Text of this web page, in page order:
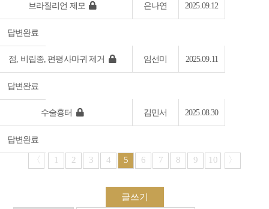
브라질리언 제모 은나연 2025.09.12
답변완료
점, 비립종, 편평사마귀 제거 임선미 2025.09.11
답변완료
수술흉터 김민서 2025.08.30
답변완료
〈 1 2 3 4 5 6 7 8 9 10 〉
글쓰기